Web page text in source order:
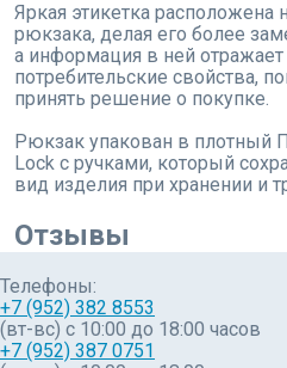
Яркая этикетка расположена
рюкзака, делая его более
а информация в ней
потребительские свойства,
принять решение о покупке.
Рюкзак упакован в плотный
Lock с ручками, который
вид изделия при хранении и
Отзывы
Телефоны:
+7 (952) 382 8553
(вт-вс) c 10:00 до 18:00 часов
+7 (952) 387 0751